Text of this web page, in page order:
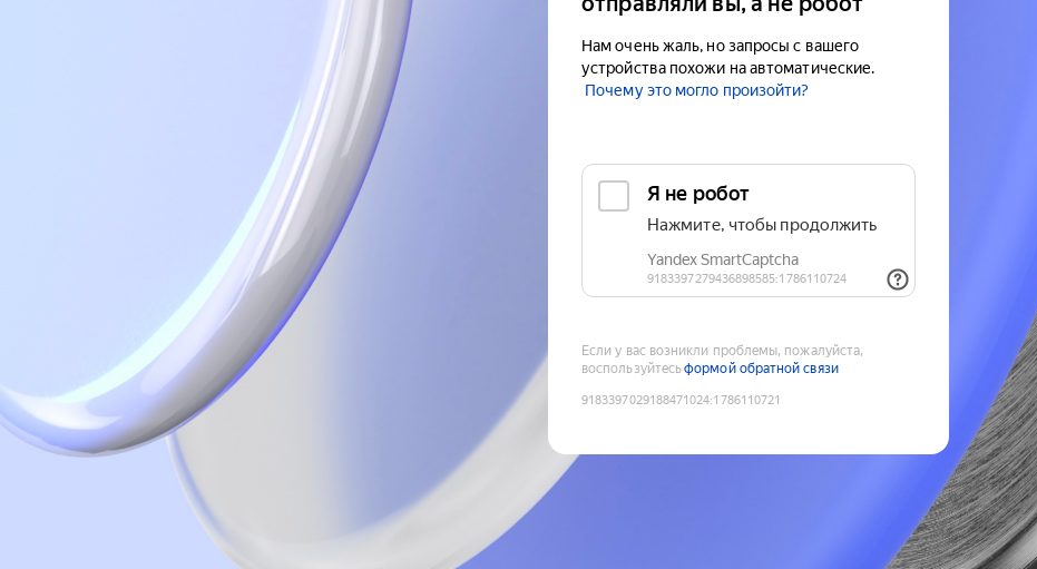
Нам очень жаль, но запросы с вашего
устройства похожи на автоматические.
Почему это могло произойти?
Если у вас возникли проблемы, пожалуйста,
воспользуйтесьформой обратной связи
9183397029188471024:1786110721